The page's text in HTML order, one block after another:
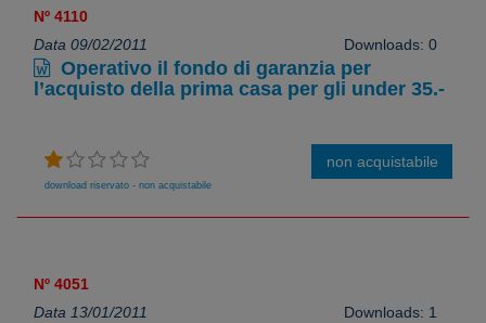
Nº 4110
Data 09/02/2011
Downloads: 0
Operativo il fondo di garanzia per
l’acquisto della prima casa per gli under 35.-
download riservato - non acquistabile
non acquistabile
Nº 4051
Data 13/01/2011
Downloads: 1